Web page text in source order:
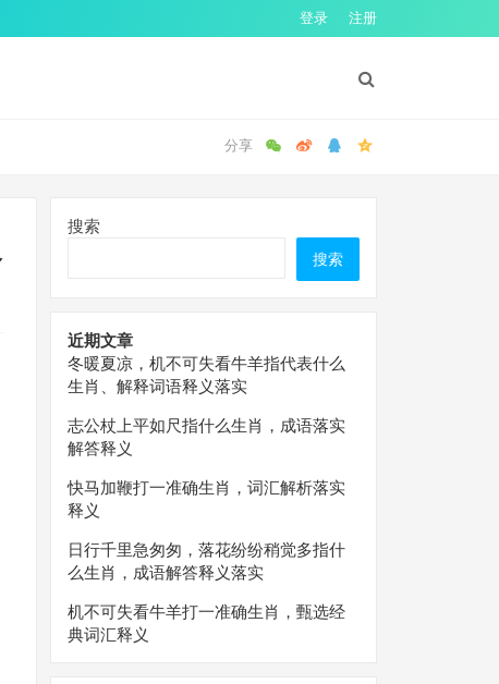
登录 注册
搜索
搜索
近期文章
冬暖夏凉，机不可失看牛羊指代表什么
生肖、解释词语释义落实
志公杖上平如尺指什么生肖，成语落实
解答释义
快马加鞭打一准确生肖，词汇解析落实
释义
日行千里急匆匆，落花纷纷稍觉多指什
么生肖，成语解答释义落实
机不可失看牛羊打一准确生肖，甄选经
典词汇释义